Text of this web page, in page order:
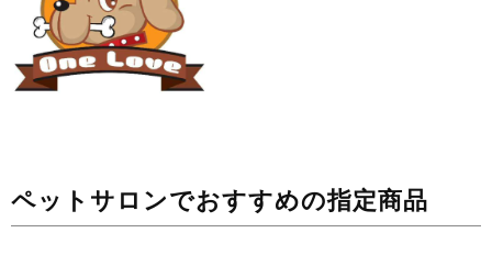
ペットサロンでおすすめの指定商品